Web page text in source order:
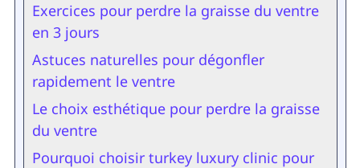
Exercices pour perdre la graisse du ventre
en 3 jours
Astuces naturelles pour dégonfler
rapidement le ventre
Le choix esthétique pour perdre la graisse
du ventre
Pourquoi choisir turkey luxury clinic pour